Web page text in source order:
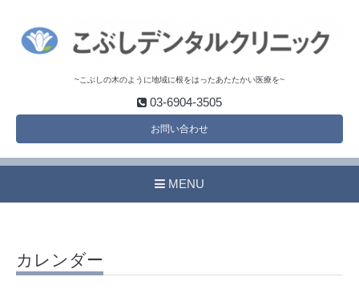
~こぶしの木のように地域に根をはったあたたかい医療を~
03-6904-3505
お問い合わせ
MENU
カレンダー